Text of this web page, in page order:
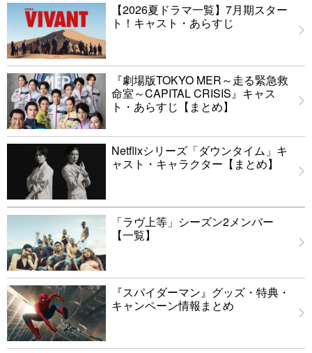
【2026夏ドラマ一覧】7月期スター
ト！キャスト・あらすじ
『劇場版TOKYO MER～走る緊急救
命室～CAPITAL CRISIS』キャス
ト・あらすじ【まとめ】
Netflixシリーズ「ダウンタイム」キ
ャスト・キャラクター【まとめ】
「ラヴ上等」シーズン2メンバー
【一覧】
『スパイダーマン』グッズ・特典・
キャンペーン情報まとめ